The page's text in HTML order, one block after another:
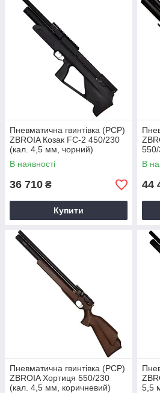
Пневматична гвинтівка (PCP)
ZBROIA Козак FC-2 450/230
(кал. 4,5 мм, чорний)
В наявності
36 710 ₴
Купити
В
44
Пневматична гвинтівка (PCP)
ZBROIA Хортиця 550/230
(кал. 4,5 мм, коричневий)
5,5